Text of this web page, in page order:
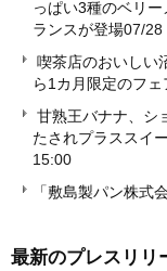
っぱい3種のベリ
ランスが登場07/28
喫茶店のおいしい
ら1カ月限定のフ
甘熟王バナナ、シ
たされプラススイ
15:00
「敷島製パン株式
最新のプレスリリ